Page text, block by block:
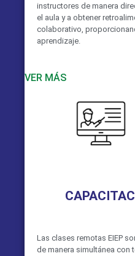
instructores de manera
el aula y a obtener
colaborativo,
aprendizaje.
VER MÁS
Las clases remotas EIEP
de manera simultánea con